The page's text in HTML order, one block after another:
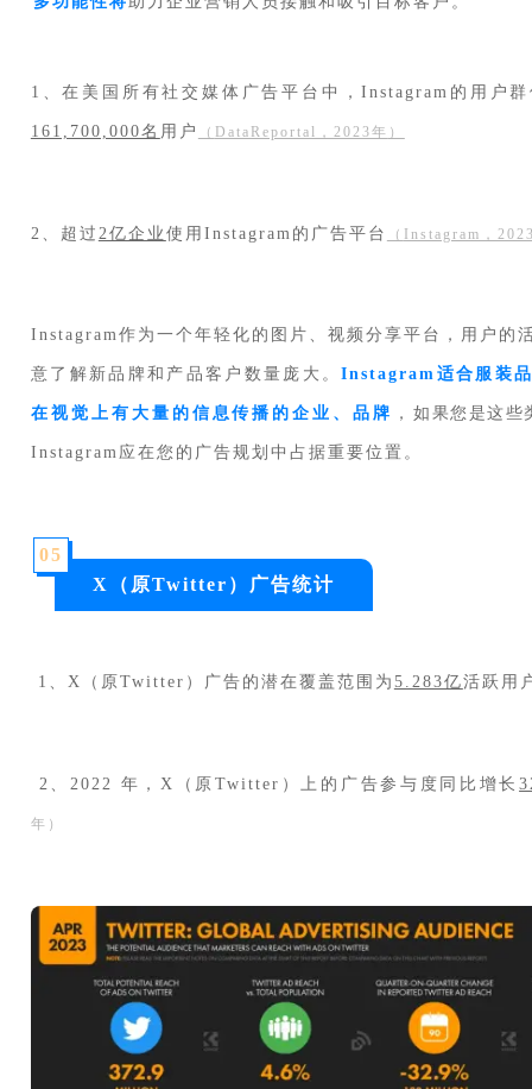
1、在美国所有社交媒体广告平台中，Instagram的用户
161,700,000名 用户 （ DataReportal，2023年 ）
2、超过 2亿企业 使用Instagram的广告平台 （ Instagram，
Instagram作为一个年轻化的图片、视频分享平台，用户的
意了解新品牌和产品客户数量庞大。Instagram适合服装
在视觉上有大量的信息传播的企业、品牌 ，如果您是这些
Instagram应在您的广告规划中占据重要位置。
05
X（原Twitter）广告统计
1、X（原Twitter）广告的潜在覆盖范围为 5.283亿活跃用
2、2022 年，X（原Twitter）上的广告参与度同比增长
年）